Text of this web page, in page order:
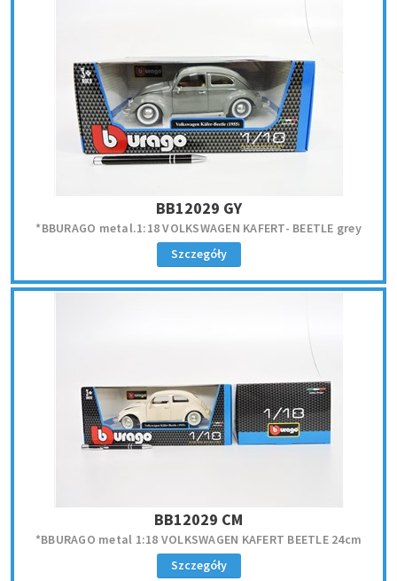
BB12029 GY
*BBURAGO metal.1:18 VOLKSWAGEN KAFERT- BEETLE grey
Szczegóły
BB12029 CM
*BBURAGO metal 1:18 VOLKSWAGEN KAFERT BEETLE 24cm
Szczegóły